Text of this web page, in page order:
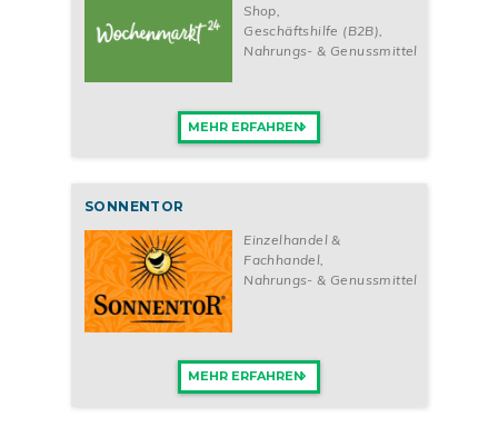
Shop
Geschäftshilfe (B2B)
Nahrungs- & Genussmittel
MEHR ERFAHREN
SONNENTOR
Einzelhandel &
Fachhandel,
Nahrungs- & Genussmittel
MEHR ERFAHREN